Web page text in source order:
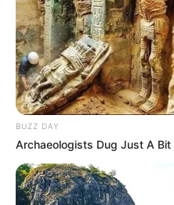
BUZZ DAY
Archaeologists Dug Just A